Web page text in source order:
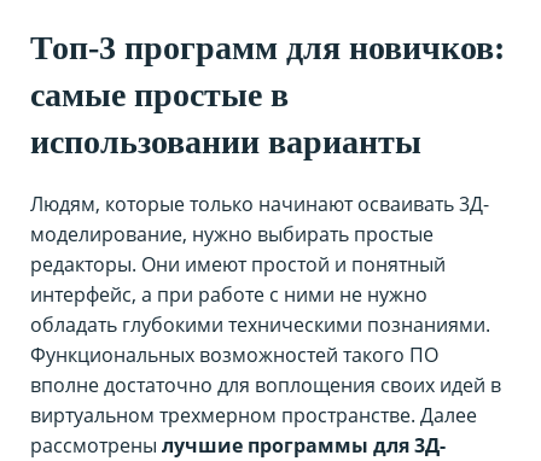
Топ-3 программ для новичков:
самые простые в
использовании варианты
Людям, которые только начинают осваивать 3Д-
моделирование, нужно выбирать простые
редакторы. Они имеют простой и понятный
интерфейс, а при работе с ними не нужно
обладать глубокими техническими познаниями.
Функциональных возможностей такого ПО
вполне достаточно для воплощения своих идей в
виртуальном трехмерном пространстве. Далее
рассмотрены лучшие программы для 3Д-